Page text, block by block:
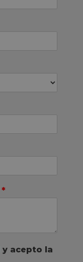
*
y acepto la